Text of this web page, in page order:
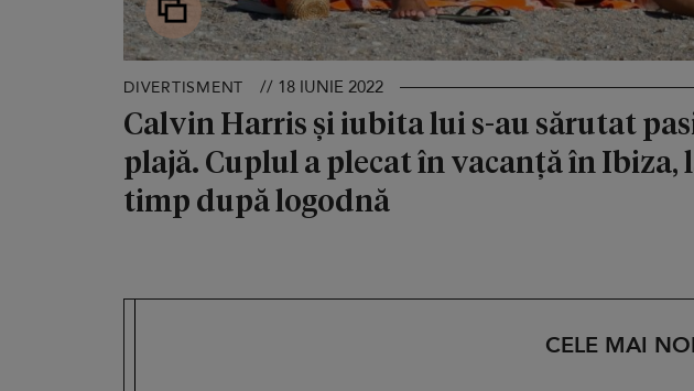
DIVERTISMENT // 18 IUNIE 2022
Calvin Harris și iubita lui s-au sărutat
plajă. Cuplul a plecat în vacanță în Ibiza,
timp după logodnă
CELE MAI